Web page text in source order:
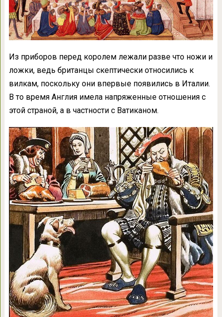
Из приборов перед королем лежали разве что ножи и
ложки, ведь британцы скептически относились к
вилкам, поскольку они впервые появились в Италии.
В то время Англия имела напряженные отношения с
этой страной, а в частности с Ватиканом.